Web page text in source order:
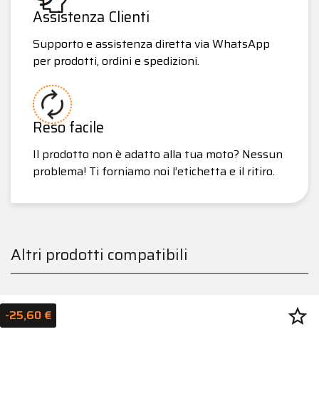
Assistenza Clienti
Supporto e assistenza diretta via WhatsApp
per prodotti, ordini e spedizioni.
Reso facile
Il prodotto non è adatto alla tua moto? Nessun
problema! Ti forniamo noi l’etichetta e il ritiro.
Altri prodotti compatibili
-25,60 € star_border